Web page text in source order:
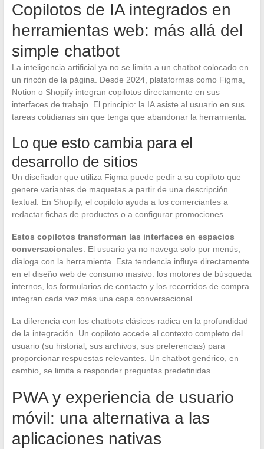
Copilotos de IA integrados en
herramientas web: más allá del
simple chatbot
La inteligencia artificial ya no se limita a un chatbot colocado en
un rincón de la página. Desde 2024, plataformas como Figma,
Notion o Shopify integran copilotos directamente en sus
interfaces de trabajo. El principio: la IA asiste al usuario en sus
tareas cotidianas sin que tenga que abandonar la herramienta.
Lo que esto cambia para el
desarrollo de sitios
Un diseñador que utiliza Figma puede pedir a su copiloto que
genere variantes de maquetas a partir de una descripción
textual. En Shopify, el copiloto ayuda a los comerciantes a
redactar fichas de productos o a configurar promociones.
Estos copilotos transforman las interfaces en espacios
conversacionales. El usuario ya no navega solo por menús,
dialoga con la herramienta. Esta tendencia influye directamente
en el diseño web de consumo masivo: los motores de búsqueda
internos, los formularios de contacto y los recorridos de compra
integran cada vez más una capa conversacional.
La diferencia con los chatbots clásicos radica en la profundidad
de la integración. Un copiloto accede al contexto completo del
usuario (su historial, sus archivos, sus preferencias) para
proporcionar respuestas relevantes. Un chatbot genérico, en
cambio, se limita a responder preguntas predefinidas.
PWA y experiencia de usuario
móvil: una alternativa a las
aplicaciones nativas